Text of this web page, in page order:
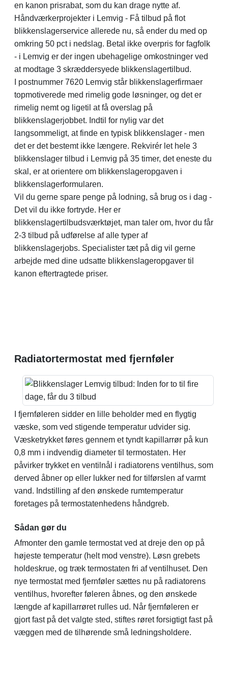
en kanon prisrabat, som du kan drage nytte af.
Håndværkerprojekter i Lemvig - Få tilbud på flot
blikkenslagerservice allerede nu, så ender du med op
omkring 50 pct i nedslag. Betal ikke overpris for fagfolk
- i Lemvig er der ingen ubehagelige omkostninger ved
at modtage 3 skræddersyede blikkenslagertilbud.
I postnummer 7620 Lemvig står blikkenslagerfirmaer
topmotiverede med rimelig gode løsninger, og det er
rimelig nemt og ligetil at få overslag på
blikkenslagerjobbet. Indtil for nylig var det
langsommeligt, at finde en typisk blikkenslager - men
det er det bestemt ikke længere. Rekvirér let hele 3
blikkenslager tilbud i Lemvig på 35 timer, det eneste du
skal, er at orientere om blikkenslageropgaven i
blikkenslagerformularen.
Vil du gerne spare penge på lodning, så brug os i dag -
Det vil du ikke fortryde. Her er
blikkenslagertilbudsværktøjet, man taler om, hvor du får
2-3 tilbud på udførelse af alle typer af
blikkenslagerjobs. Specialister tæt på dig vil gerne
arbejde med dine udsatte blikkenslageropgaver til
kanon eftertragtede priser.
Radiatortermostat med fjernføler
I fjernføleren sidder en lille beholder med en flygtig
væske, som ved stigende temperatur udvider sig.
Væsketrykket føres gennem et tyndt kapillarrør på kun
0,8 mm i indvendig diameter til termostaten. Her
påvirker trykket en ventilnål i radiatorens ventilhus, som
derved åbner op eller lukker ned for tilførslen af varmt
vand. Indstilling af den ønskede rumtemperatur
foretages på termostatenhedens håndgreb.
Sådan gør du
Afmonter den gamle termostat ved at dreje den op på
højeste temperatur (helt mod venstre). Løsn grebets
holdeskrue, og træk termostaten fri af ventilhuset. Den
nye termostat med fjernføler sættes nu på radiatorens
ventilhus, hvorefter føleren åbnes, og den ønskede
længde af kapillarrøret rulles ud. Når fjernføleren er
gjort fast på det valgte sted, stiftes røret forsigtigt fast på
væggen med de tilhørende små ledningsholdere.